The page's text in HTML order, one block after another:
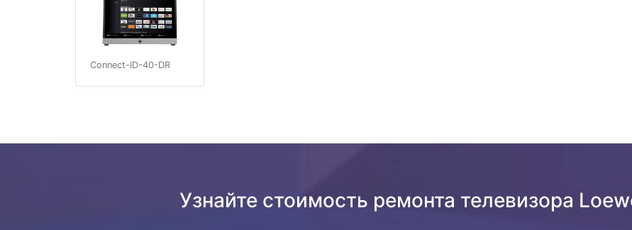
Connect-ID-40-DR
Узнайте стоимость ремонта телевизора